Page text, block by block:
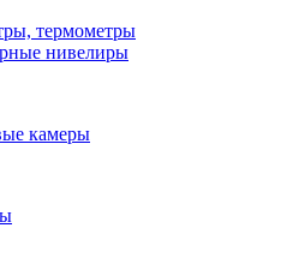
термометры
нивелиры
камеры